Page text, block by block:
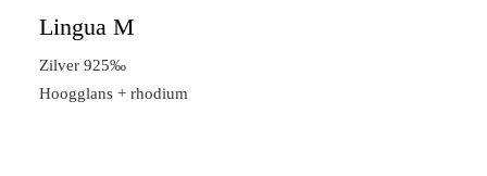
Lingua M
Zilver 925‰
Hoogglans + rhodium